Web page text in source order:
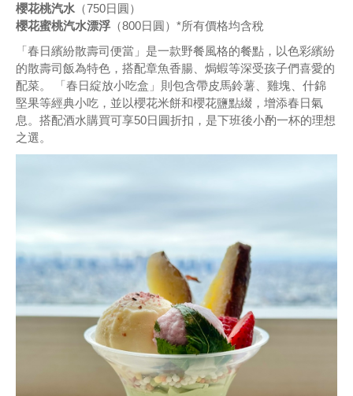
櫻花桃汽水 （750日圓）
櫻花蜜桃汽水漂浮 （800日圓）*所有價格均含稅
「春日繽紛散壽司便當」是一款野餐風格的餐點，以色彩繽紛
的散壽司飯為特色，搭配章魚香腸、焗蝦等深受孩子們喜愛的
配菜。 「春日綻放小吃盒」則包含帶皮馬鈴薯、雞塊、什錦
堅果等經典小吃，並以櫻花米餅和櫻花鹽點綴，增添春日氣
息。搭配酒水購買可享50日圓折扣，是下班後小酌一杯的理想
之選。